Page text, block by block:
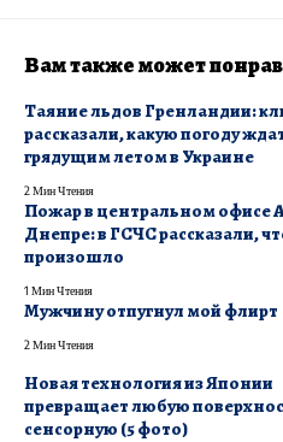
Вам также может
Таяние льдов Гренландии:
рассказали, какую погоду
грядущим летом в Украине
2 Мин Чтения
​Пожар в центральном офисе
Днепре: в ГСЧС рассказали,
произошло
1 Мин Чтения
Мужчину отпугнул мой флирт
2 Мин Чтения
Новая технология из Японии
превращает любую
сенсорную (5 фото)